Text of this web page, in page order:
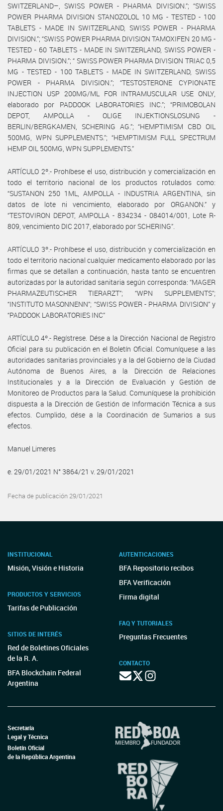
SWITZERLAND–, SWISS POWER - PHARMA DIVISION.”; “SWISS
POWER PHARMA DIVISION STANOZOLOL 10 MG - TESTED - 100
TABLETS - MADE IN SWITZERLAND, SWISS POWER - PHARMA
DIVISION.”; “SWISS POWER PHARMA DIVISION TAMOXIFEN 20 MG -
TESTED - 60 TABLETS - MADE IN SWITZERLAND, SWISS POWER -
PHARMA DIVISION.”; “ SWISS POWER PHARMA DIVISION TRIAC 0,5
MG - TESTED - 100 TABLETS - MADE IN SWITZERLAND, SWISS
POWER - PHARMA DIVISION.”; “TESTOSTERONE CYPIONATE
INJECTION USP 200MG/ML FOR INTRAMUSCULAR USE ONLY,
elaborado por PADDOOK LABORATORIES INC.”; “PRIMOBOLAN
DEPOT, AMPOLLA - OLIGE INJEKTIONSLOSUNG -
BERLIN/BERGKAMEN, SCHERING AG.”; “HEMPTIMISM CBD OIL
500MG, WPN SUPPLEMENTS.”; “HEMPTIMISM FULL SPECTRUM
HEMP OIL 500MG, WPN SUPPLEMENTS.”
ARTÍCULO 2º.- Prohíbese el uso, distribución y comercialización en
todo el territorio nacional de los productos rotulados como:
“SUSTANON 250 1ML, AMPOLLA - INDUSTRIA ARGENTINA, sin
datos de lote ni vencimiento, elaborado por ORGANON.” y
“TESTOVIRON DEPOT, AMPOLLA - 834234 - 084014/001, Lote R-
809, vencimiento DIC 2017, elaborado por SCHERING”.
ARTÍCULO 3º.- Prohíbese el uso, distribución y comercialización en
todo el territorio nacional cualquier medicamento elaborado por las
firmas que se detallan a continuación, hasta tanto se encuentren
autorizadas por la autoridad sanitaria según corresponda: “MAGER
PHARMAZEUTISCHER TIERARZT”; “WPN SUPPLEMENTS”;
“INSTITUTO MASONNENN”; “SWISS POWER - PHARMA DIVISION” y
“PADDOOK LABORATORIES INC”
ARTÍCULO 4º.- Regístrese. Dése a la Dirección Nacional de Registro
Oficial para su publicación en el Boletín Oficial. Comuníquese a las
autoridades sanitarias provinciales y a la del Gobierno de la Ciudad
Autónoma de Buenos Aires, a la Dirección de Relaciones
Institucionales y a la Dirección de Evaluación y Gestión de
Monitoreo de Productos para la Salud. Comuníquese la prohibición
dispuesta a la Dirección de Gestión de Información Técnica a sus
efectos. Cumplido, dése a la Coordinación de Sumarios a sus
efectos.
Manuel Limeres
e. 29/01/2021 N° 3864/21 v. 29/01/2021
Fecha de publicación 29/01/2021
INSTITUCIONAL
Misión, Visión e Historia
PRODUCTOS Y SERVICIOS
Tarifas de Publicación
SITIOS DE INTERÉS
Red de Boletines Oficiales
de la R. A.
BFA Blockchain Federal
Argentina
AUTENTICACIONES
BFA Repositorio recibos
BFA Verificación
Firma digital
FAQ Y TUTORIALES
Preguntas Frecuentes
CONTACTO
Secretaría
Legal y Técnica
Boletín Oficial
de la República Argentina